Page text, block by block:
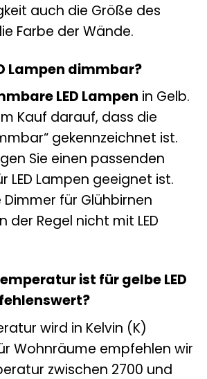
auch die Größe des
Farbe der Wände.
Lampen dimmbar?
LED Lampen in Gelb.
Kauf darauf, dass die
gekennzeichnet ist.
Sie einen passenden
LED Lampen geeignet ist.
für Glühbirnen
der Regel nicht mit LED
ist für gelbe LED
wird in Kelvin (K)
Wohnräume empfehlen wir
zwischen 2700 und